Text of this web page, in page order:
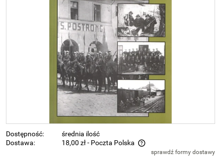
Dostępność:
średnia ilość
Dostawa:
18,00 zł- Poczta Polska
Cena nie zawiera ewentualnych kosztów płatnościsprawdź formy dostawy